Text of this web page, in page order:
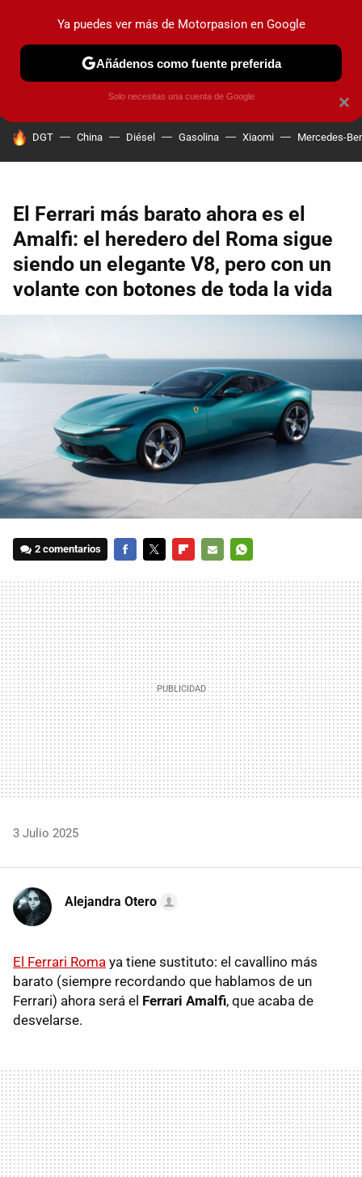
PRUEBAS COCHES ELÉCTRICOS OBSERVATORIO
HOY SE HABLA DE
DGT China Diésel Gasolina Xiaomi Mercedes-
El Ferrari más barato ahora es el
Amalfi: el heredero del Roma sigue
siendo un elegante V8, pero con un
volante con botones de toda la vida
2 comentarios
MAIL
3 Julio 2025
Alejandra Otero
El Ferrari Roma ya tiene sustituto: el cavallino más
barato (siempre recordando que hablamos de un
Ferrari) ahora será el Ferrari Amalfi, que acaba de
desvelarse.
×
Ya puedes ver más de Motorpasion en Google
Añádenos como fuente preferida
Solo necesitas una cuenta de Google